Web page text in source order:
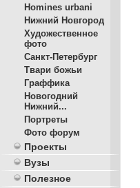
Homines urbani
Нижний Новгород
Художественное
фото
Санкт-Петербург
Твари божьи
Граффика
Новогодний
Нижний...
Портреты
Фото форум
Проекты
Вузы
Полезное